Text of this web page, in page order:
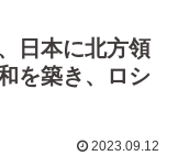
日本に北方領
を築き、ロシ
2023.09.12